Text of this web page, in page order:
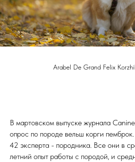
Arabel De Grand Felix
В мартовском выпуске журнала
опрос по породе вельш корги
42 эксперта - породника. Все они в
летний опыт работы с породой, и